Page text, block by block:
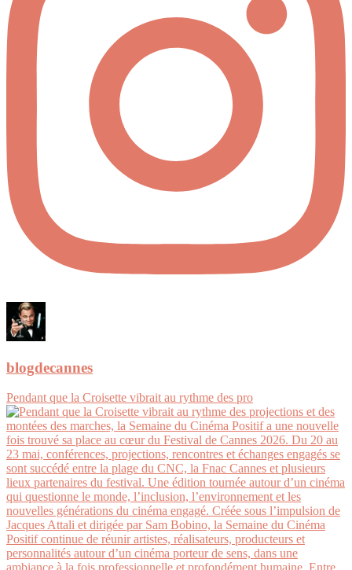
blogdecannes
Pendant que la Croisette vibrait au rythme des pro